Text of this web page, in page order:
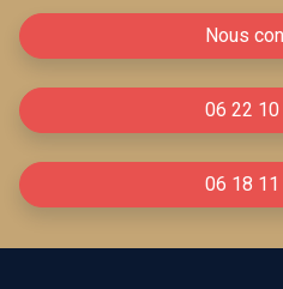
Nous
06 22
06 18